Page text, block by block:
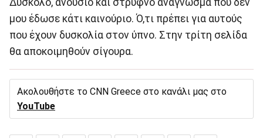
Δύσκολο, ανούσιο και στρυφνό ανάγνωσμα που δεν
μου έδωσε κάτι καινούριο. Ό,τι πρέπει για αυτούς
που έχουν δυσκολία στον ύπνο. Στην τρίτη σελίδα
θα αποκοιμηθούν σίγουρα.
Ακολουθήστε το CNN Greece στο κανάλι μας στο
YouTube